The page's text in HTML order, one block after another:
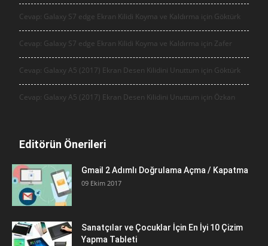
Cevap: Galaxy S7 edge Ekran Kilidi Koyma ve Kaldırma için Göktürk
Cevap: Galaxy S7 edge Ekran Kilidi Koyma ve Kaldırma için Zafer
Cevap: Galaxy A5 (2017) Ekran Desen Kilidini Unuttum için Göktürk
Cevap: Galaxy A5 (2017) Ekran Desen Kilidini Unuttum için Özkan
Editörün Önerileri
Gmail 2 Adımlı Doğrulama Açma / Kapatma
09 Ekim 2017
Sanatçılar ve Çocuklar İçin En İyi 10 Çizim
Yapma Tableti